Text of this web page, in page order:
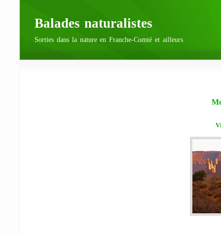
Balades naturalistes
Sorties dans la nature en Franche-Comté et ailleurs